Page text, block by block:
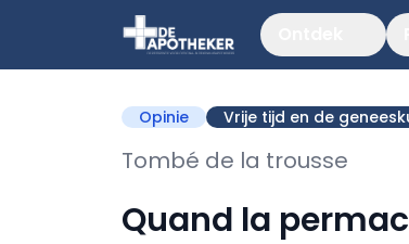
Opinie Vrije tijd en de
Tombé de la trousse
Quand la